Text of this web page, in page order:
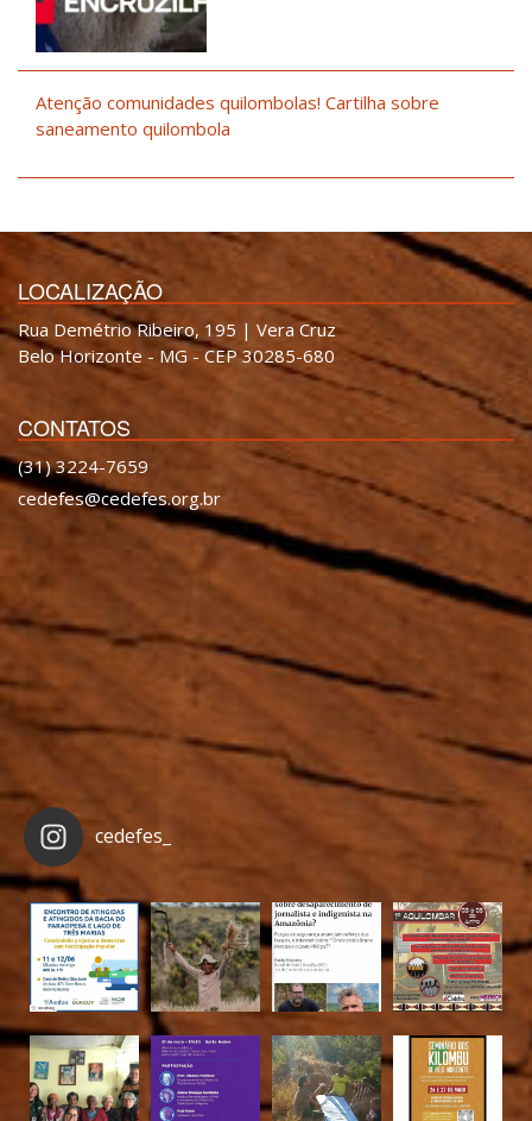
Atenção comunidades quilombolas! Cartilha sobre
saneamento quilombola
LOCALIZAÇÃO
Rua Demétrio Ribeiro, 195 | Vera Cruz
Belo Horizonte - MG - CEP 30285-680
CONTATOS
(31) 3224-7659
cedefes@cedefes.org.br
cedefes_